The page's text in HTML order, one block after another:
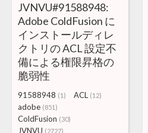
JVNVU#91588948:
Adobe ColdFusion に
インストールディレ
クトリの ACL 設定不
備による権限昇格の
脆弱性
91588948 (1) ACL (12)
adobe (851)
ColdFusion (30)
JVNVU (2727)